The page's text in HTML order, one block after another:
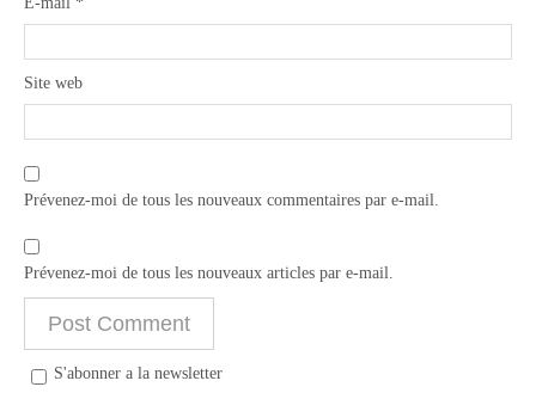
Site web
Prévenez-moi de tous les nouveaux commentaires par e-mail.
Prévenez-moi de tous les nouveaux articles par e-mail.
S'abonner a la newsletter